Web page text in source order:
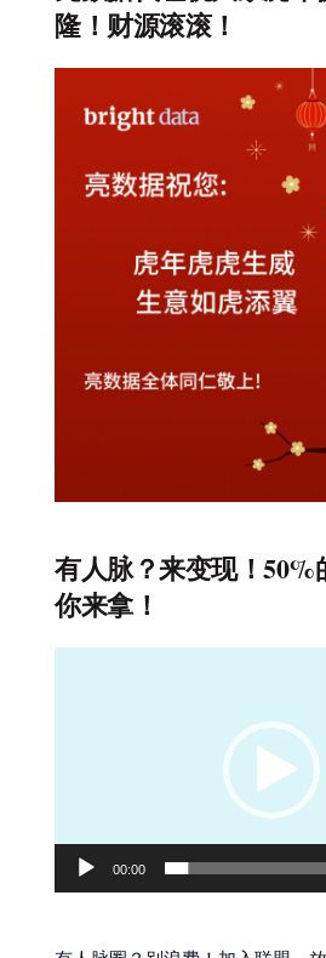
隆！财源滚滚！
有人脉？来变现！50%
你来拿！
00:00